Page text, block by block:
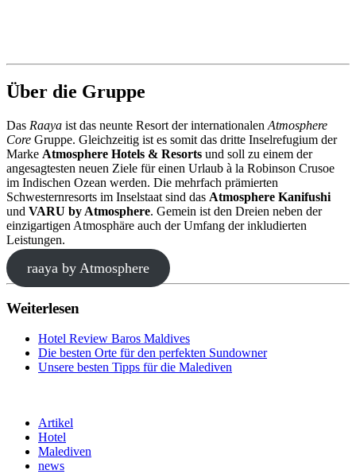
Über die Gruppe
Das Raaya ist das neunte Resort der internationalen Atmosphere
Core Gruppe. Gleichzeitig ist es somit das dritte Inselrefugium der
Marke Atmosphere Hotels & Resorts und soll zu einem der
angesagtesten neuen Ziele für einen Urlaub à la Robinson Crusoe
im Indischen Ozean werden. Die mehrfach prämierten
Schwesternresorts im Inselstaat sind das Atmosphere Kanifushi
und VARU by Atmosphere. Gemein ist den Dreien neben der
einzigartigen Atmosphäre auch der Umfang der inkludierten
Leistungen.
raaya by Atmosphere
Weiterlesen
Hotel Review Baros Maldives
Die besten Orte für den perfekten Sundowner
Unsere besten Tipps für die Malediven
Artikel
Hotel
Malediven
news